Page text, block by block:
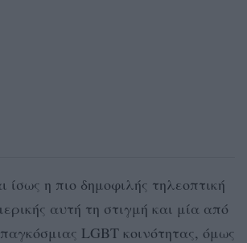
ίσως η πιο δημοφιλής τηλεοπτική
αυτή τη στιγμή και μία από
LGBT κοινότητας, όμως